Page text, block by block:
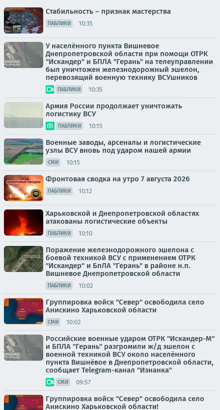
Стабильность – признак мастерства
ПАБЛИКИ 10:35
У населённого пункта Вишневое
Днепропетровской области при помощи ОТРК
"Искандер" и БПЛА "Герань" на телеуправлении
был уничтожен железнодорожный эшелон,
перевозящий военную технику ВСУшников
ПАБЛИКИ 10:35
Армия России продолжает уничтожать
логистику ВСУ
ПАБЛИКИ 10:15
Военные заводы, арсеналы и логистические
узлы ВСУ вновь под ударом нашей армии
СМИ 10:15
Фронтовая сводка на утро 7 августа 2026
ПАБЛИКИ 10:12
Харьковской и Днепропетровской областях
атакованы логистические объекты
ПАБЛИКИ 10:10
Поражение железнодорожного эшелона с
боевой техникой ВСУ с применением ОТРК
"Искандер" и БпЛА "Герань" в районе н.п.
Вишневое Днепропетровской области
ПАБЛИКИ 10:02
Группировка войск "Север" освободила село
Анискино Харьковской области
СМИ 10:02
Российские военные ударом ОТРК "Искандер-М"
и БПЛА "Герань" разгромили ж/д эшелон с
военной техникой ВСУ около населённого
пункта Вишнёвое в Днепропетровской области,
сообщает Telegram-канал "Изнанка"
СМИ 09:57
Группировка войск "Север" освободила село
Анискино Харьковской области!